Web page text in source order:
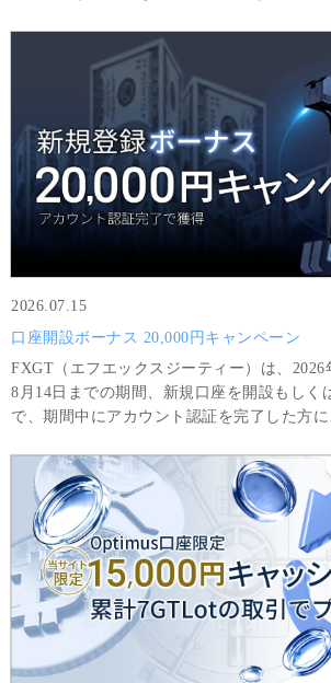
2026.07.15
口座開設ボーナス 20,000円キャンペーン
FXGT（エフエックスジーティー）は、2026
8月14日までの期間、新規口座を開設もしく
で、期間中にアカウント認証を完了した方に
は、8GTLot（＝800,000 USD相当額）以上
引を完了した場合に限り出金可能です。